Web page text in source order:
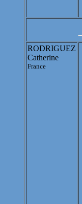
RODRIGUEZ
Catherine
France